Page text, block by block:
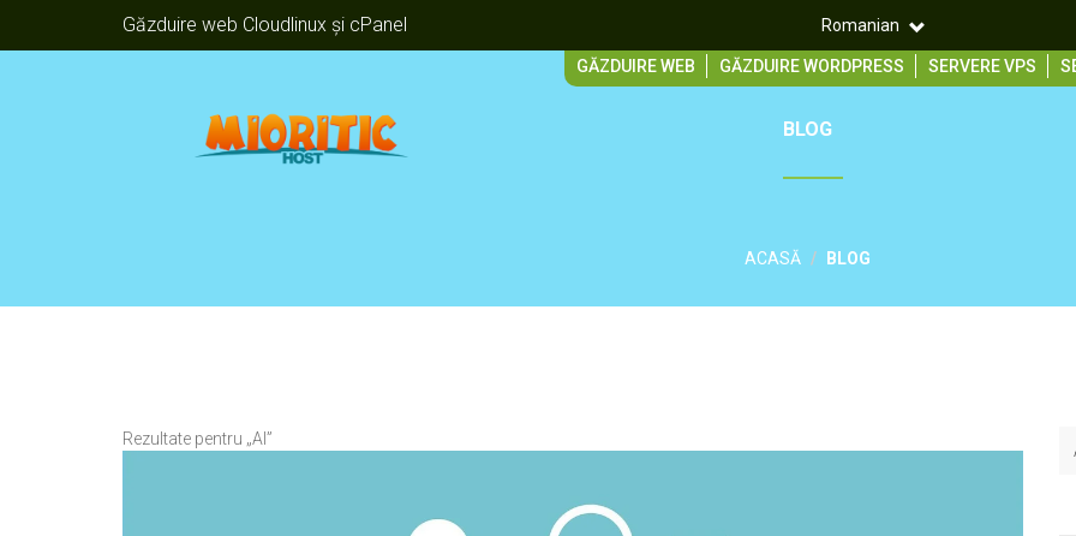
Găzduire web Cloudlinux și cPanel Romanian
GĂZDUIRE WEB GĂZDUIRE WORDPRESS SERVERE VPS
BLOG
ACASĂ BLOG
Rezultate pentru „AI”